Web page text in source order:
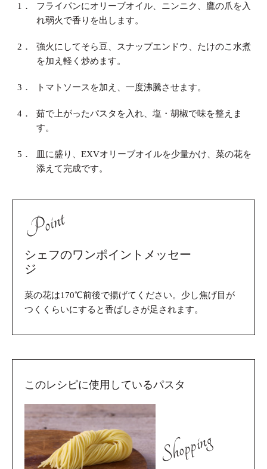
1．
フライパンにオリーブオイル、ニンニク、鷹の爪を入
れ弱火で香りを出します。
2．
強火にしてそら豆、スナップエンドウ、たけのこ水煮
を加え軽く炒めます。
3． トマトソースを加え、一度沸騰させます。
4．
茹で上がったパスタを入れ、塩・胡椒で味を整えま
す。
5．
皿に盛り、EXVオリーブオイルを少量かけ、菜の花を
添えて完成です。
Point
シェフのワンポイントメッセー
ジ
菜の花は170℃前後で揚げてください。少し焦げ目が
つくくらいにすると香ばしさが足されます。
このレシピに使用しているパスタ
Shopping